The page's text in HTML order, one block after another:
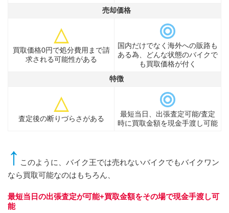
売却価格
買取価格0円で処分費用まで請
求される可能性がある
国内だけでなく海外への販路も
ある為、どんな状態のバイクで
も買取価格が付く
特徴
査定後の断りづらさがある
最短当日、出張査定可能/査定
時に買取金額を現金手渡し可能
↑ このように、バイク王では売れないバイクでもバイクワン
なら買取可能なのはもちろん、
最短当日の出張査定が可能+買取金額をその場で現金手渡し可
能